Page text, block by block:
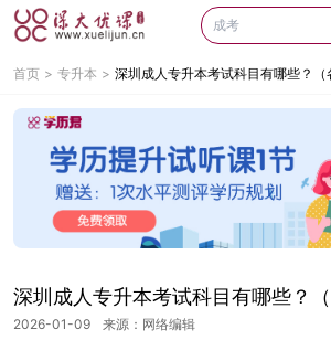
首页 专升本 深圳成人专升本考试科目有哪些？（
深圳成人专升本考试科目有哪些？（
2026-01-09 来源：网络编辑